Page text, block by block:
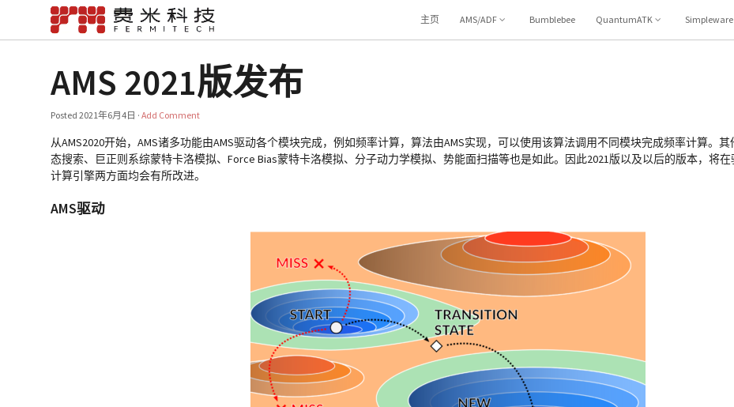
主页 AMS/ADF Bumblebee QuantumATK Simpleware
AMS 2021版发布
Posted2021年6月4日 ·Add Comment
从AMS2020开始，AMS诸多功能由AMS驱动各个模块完成，例如频率计算，算法由AMS实现，可以使用该算法调用不同模块完成频率计算。其
态搜索、巨正则系综蒙特卡洛模拟、Force Bias蒙特卡洛模拟、分子动力学模拟、势能面扫描等也是如此。因此2021版以及以后的版本，将在
计算引擎两方面均会有所改进。
AMS驱动